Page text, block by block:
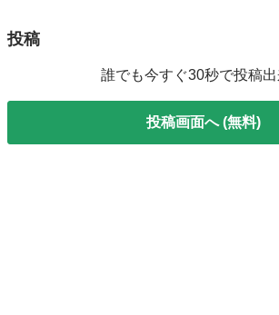
投稿
誰でも今すぐ30秒で投稿出
投稿画面へ (無料)